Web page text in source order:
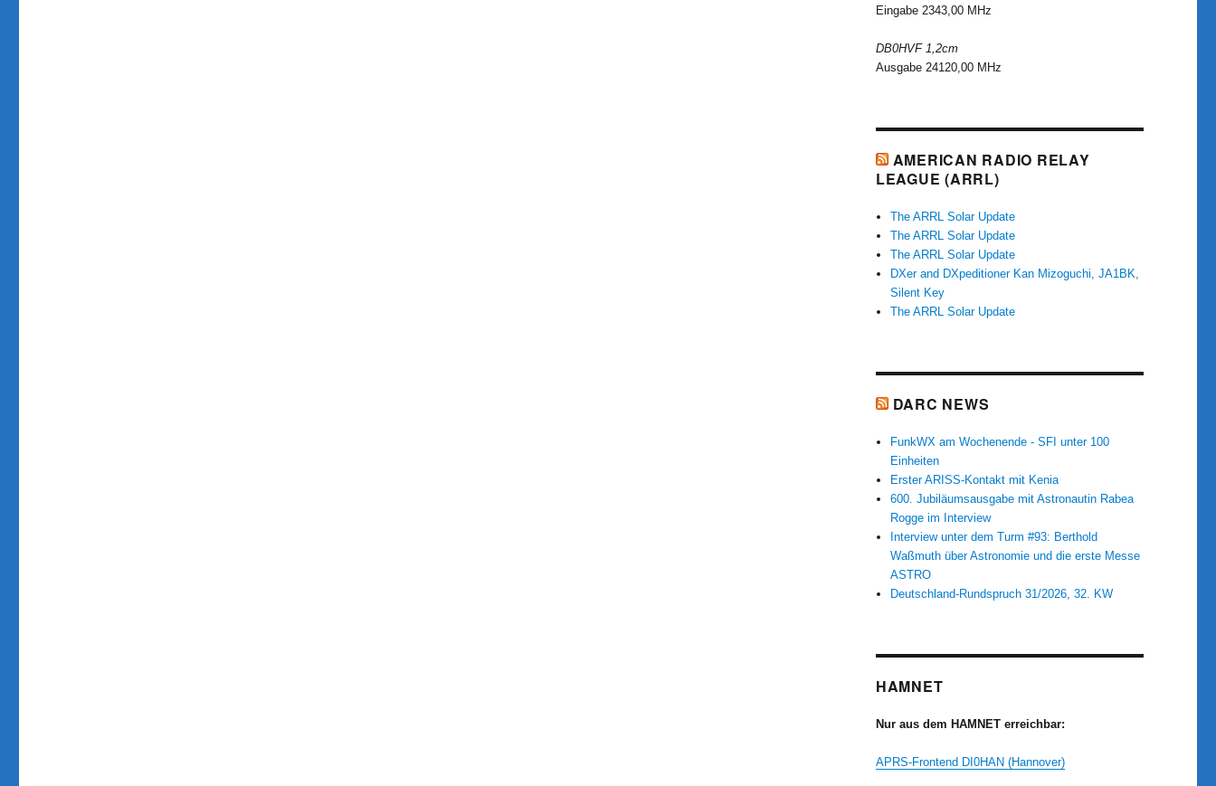
Eingabe 2343,00 MHz
DB0HVF 1,2cm
Ausgabe 24120,00 MHz
AMERICAN RADIO RELAY
LEAGUE (ARRL)
The ARRL Solar Update
The ARRL Solar Update
The ARRL Solar Update
DXer and DXpeditioner Kan Mizoguchi, JA1BK,
Silent Key
The ARRL Solar Update
DARC NEWS
FunkWX am Wochenende - SFI unter 100
Einheiten
Erster ARISS-Kontakt mit Kenia
600. Jubiläumsausgabe mit Astronautin Rabea
Rogge im Interview
Interview unter dem Turm #93: Berthold
Waßmuth über Astronomie und die erste Messe
ASTRO
Deutschland-Rundspruch 31/2026, 32. KW
HAMNET
Nur aus dem HAMNET erreichbar:
APRS-Frontend DI0HAN (Hannover)